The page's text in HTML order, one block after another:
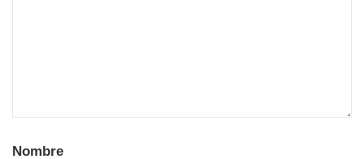
Nombre